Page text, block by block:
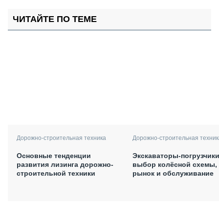
ЧИТАЙТЕ ПО ТЕМЕ
Дорожно-строительная техника
Основные тенденции
развития лизинга дорожно-
строительной техники
Дорожно-строительная
Экскаваторы-
выбор колёсной схемы,
рынок и обслуживание